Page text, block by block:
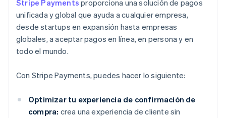
Stripe Payments proporciona una solución de pagos
unificada y global que ayuda a cualquier empresa,
desde startups en expansión hasta empresas
globales, a aceptar pagos en línea, en persona y en
todo el mundo.
Con Stripe Payments, puedes hacer lo siguiente:
Optimizar tu experiencia de confirmación de
compra: crea una experiencia de cliente sin